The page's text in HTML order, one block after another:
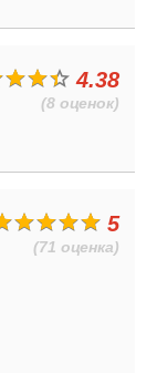
4.38
(8 оценок)
5
(71 оценка)